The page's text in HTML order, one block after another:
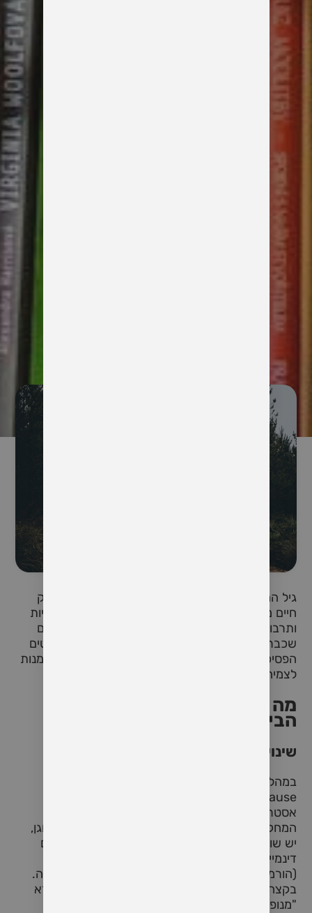
גיל המעבר אינו רק "תקופה של קשיים" אלא גם פרק
חיים משמעותי שבו מתרחשות תהפוכות פיזיות, רגשיות
ותרבותיות. במאמר זה אני מרחיב כל אחד מהנושאים
שכבר דיברנו עליהם – מהקשר הביולוגי, דרך ההיבטים
הפסיכולוגיים ועד הדרכים להפוך את התקופה להזדמנות
לצמיחה.
מה מתרחש בגוף? – הבסיס
הביולוגי של המעבר
שינוי הורמונלי ודפוסי הייצור
במהלך השנים שלפני גיל המעבר (שלב המעבר –
אסטרוגן ופרוגסטרון, ולעיתים באופן לא סדיר.
המחקרים מצביעים שעל אף הירידה בלבלב האסטרוגן,
יש שונות גדולה בין נשים – השינויים ההורמונליים הם
(הורמון מגרה זקיק) ואסטרדיול נעות בצורה לא יציבה.
בקצה התהליך, כשהווסת פוסקת – זהו השלב שנקרא
"מנופאוזה".